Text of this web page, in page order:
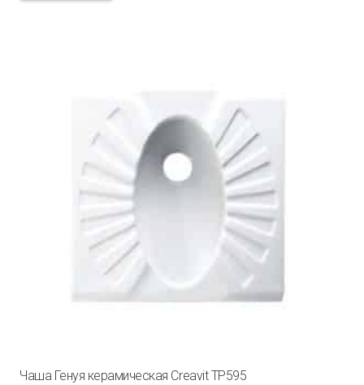
Чаша Генуя керамическая Creavit TP595